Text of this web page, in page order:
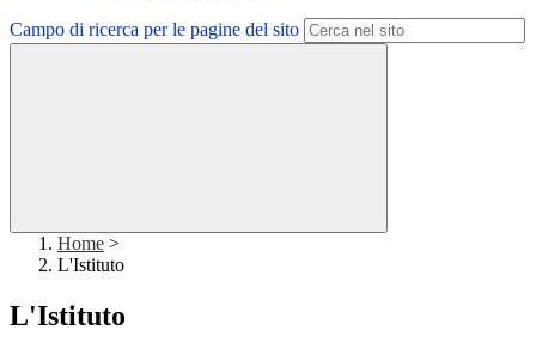
Campo di ricerca per le pagine del sito
Home >
L'Istituto
L'Istituto